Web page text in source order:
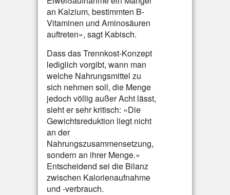
an Kalzium, bestimmten B-
Vitaminen und Aminosäuren
auftreten», sagt Kabisch.
Dass das Trennkost-Konzept
lediglich vorgibt, wann man
welche Nahrungsmittel zu
sich nehmen soll, die Menge
jedoch völlig außer Acht lässt,
sieht er sehr kritisch: «Die
Gewichtsreduktion liegt nicht
an der
Nahrungszusammensetzung,
sondern an ihrer Menge.»
Entscheidend sei die Bilanz
zwischen Kalorienaufnahme
und -verbrauch.